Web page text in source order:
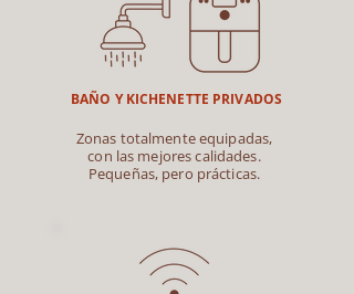
BAÑO Y KICHENETTE PRIVADOS
Zonas totalmente equipadas,
con las mejores calidades.
Pequeñas, pero prácticas.